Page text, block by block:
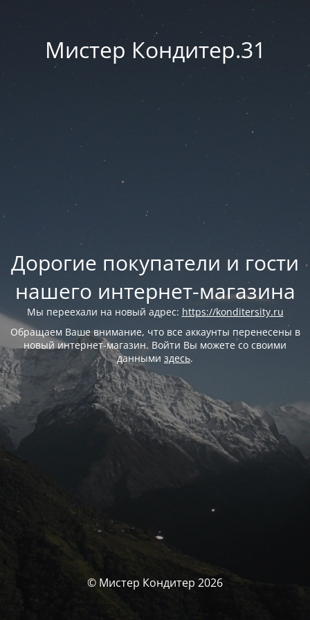
Мистер Кондитер.31
Дорогие покупатели и гости
нашего интернет-магазина
Мы переехали на новый адрес: https://konditersity.ru
Обращаем Ваше внимание, что все аккаунты перенесены в
новый интернет-магазин. Войти Вы можете со своими
данными здесь.
© Мистер Кондитер 2026